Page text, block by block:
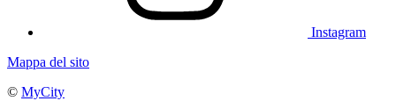
Instagram
Mappa del sito
© MyCity